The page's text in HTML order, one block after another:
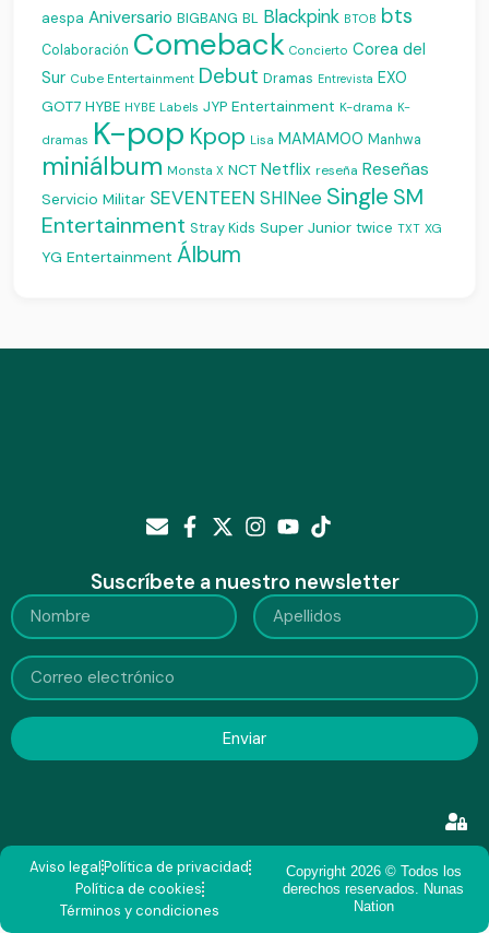
aespa Aniversario BIGBANG BL Blackpink BTOB bts
Colaboración Comeback Concierto Corea del
Sur Cube Entertainment Debut Dramas Entrevista EXO
GOT7 HYBE HYBE Labels JYP Entertainment K-drama K-
dramas K-pop Kpop Lisa MAMAMOO Manhwa
miniálbum Monsta X NCT Netflix reseña Reseñas
Servicio Militar SEVENTEEN SHINee Single SM
Entertainment Stray Kids Super Junior twice TXT XG
YG Entertainment Álbum
Suscríbete a nuestro newsletter
Enviar
Copyright 2026 © Todos los
derechos reservados. Nunas
Nation
Aviso legalPolítica de privacidad
Política de cookies
Términos y condiciones